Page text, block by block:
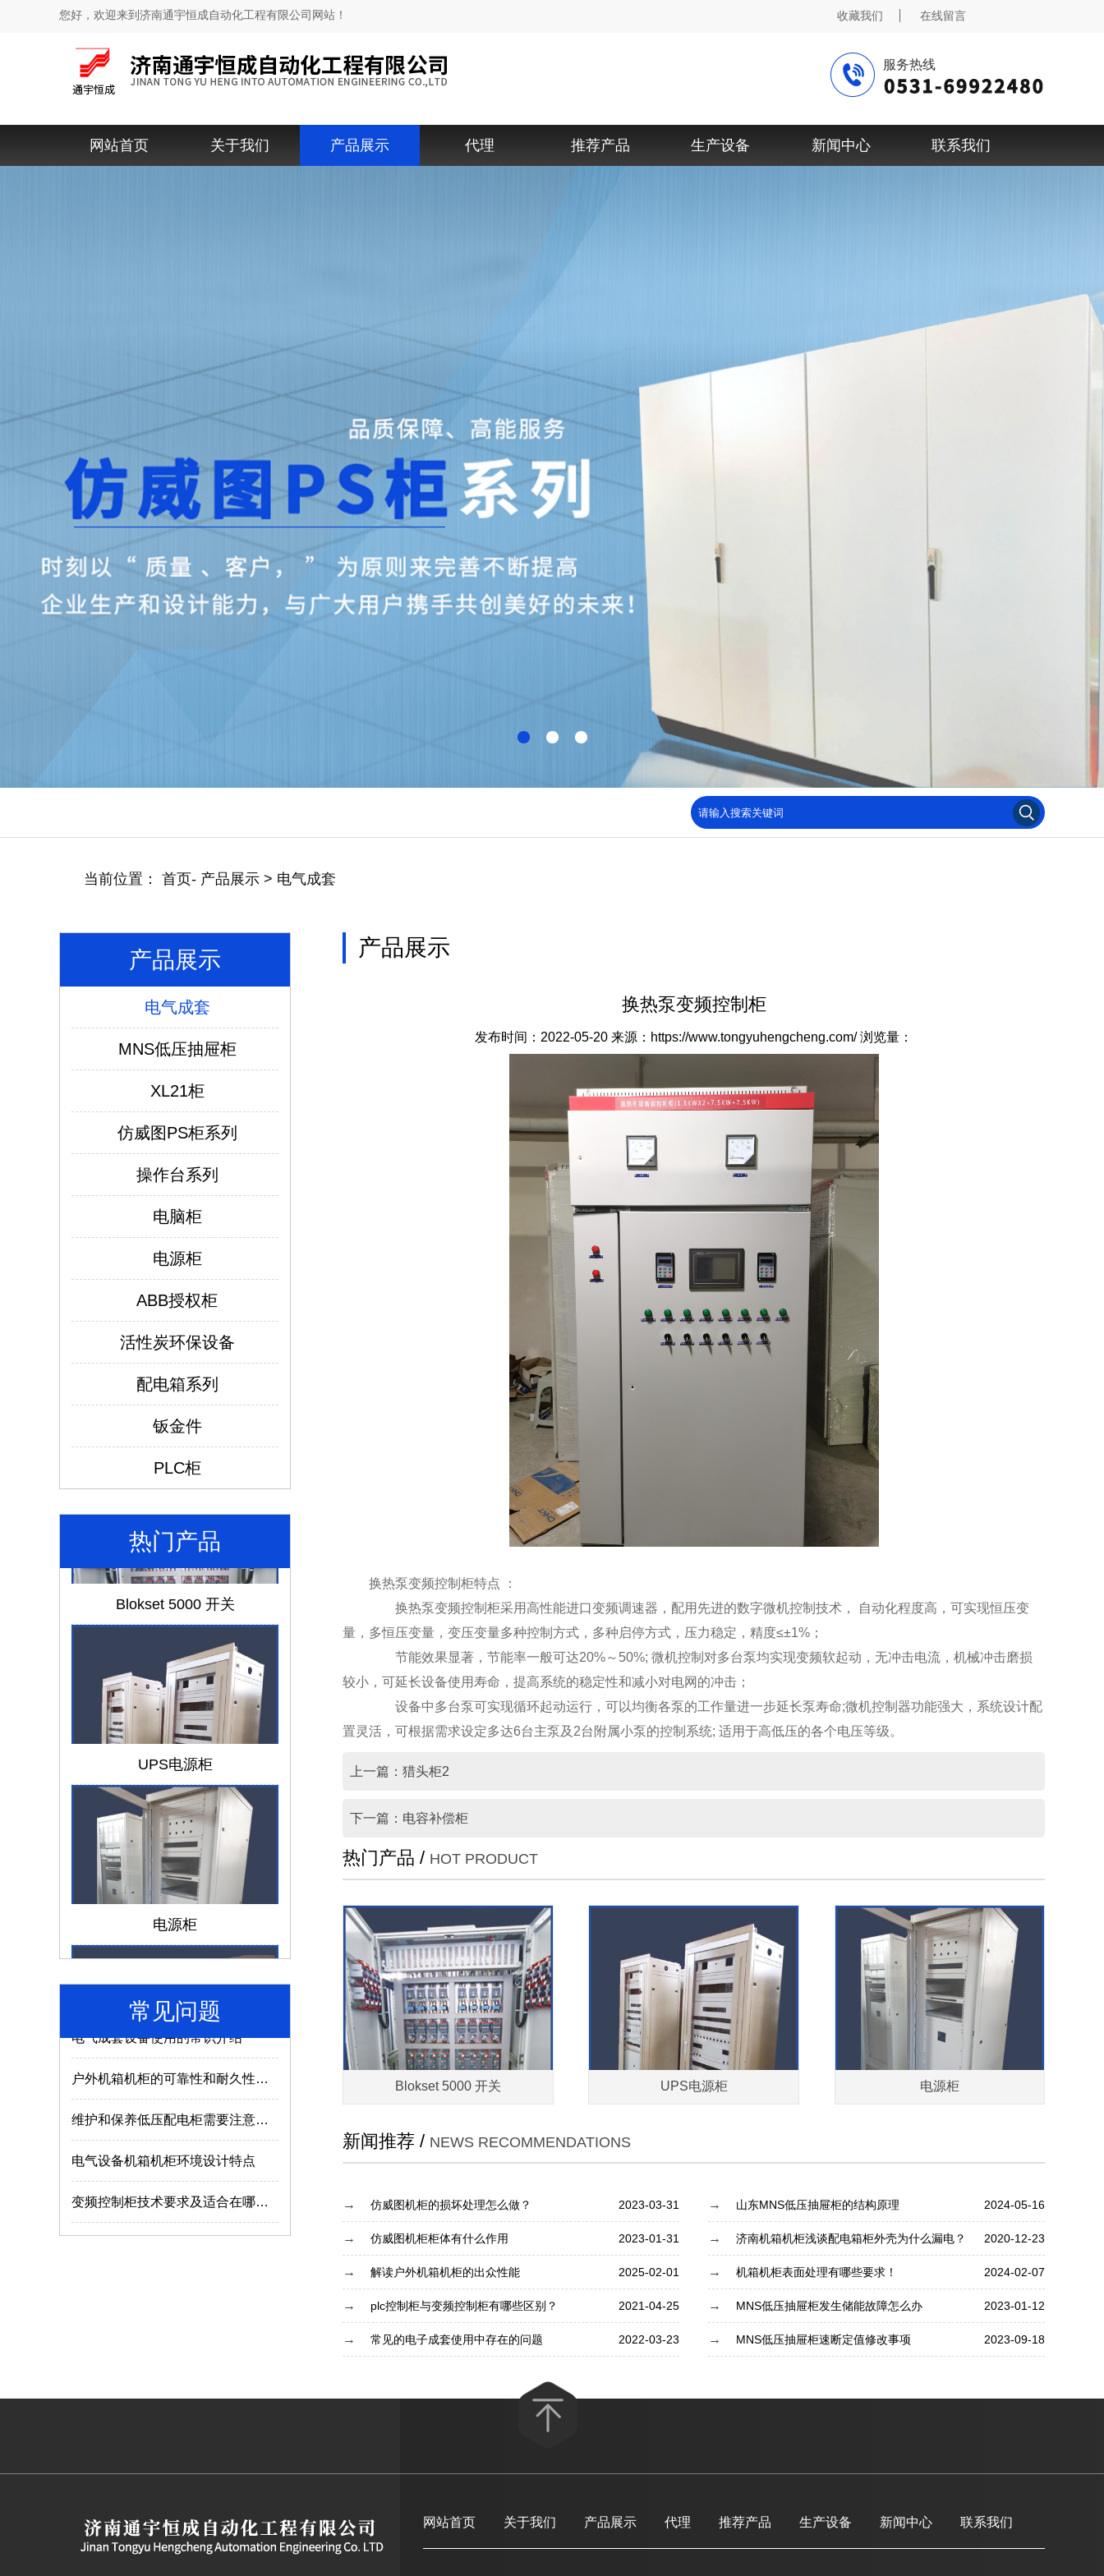
您好，欢迎来到济南通宇恒成自动化工程有限公司网站！ 收藏我们 在线留言
服务热线
网站首页 关于我们 产品展示 代理 推荐产品 生产设备 新闻中心 联系我们
当前位置： 首页- 产品展示 > 电气成套
产品展示
电气成套
MNS低压抽屉柜
XL21柜
仿威图PS柜系列
操作台系列
电脑柜
电源柜
ABB授权柜
活性炭环保设备
配电箱系列
钣金件
PLC柜
热门产品
仿威图PS柜系列
Blokset 5000 开关
UPS电源柜
电源柜
MNS低压抽屉柜
仿威图PS柜系列
常见问题
电气成套设备使用的常识介绍
户外机箱机柜的可靠性和耐久性与什么因素有关？
维护和保养低压配电柜需要注意哪些内容？
电气设备机箱机柜环境设计特点
变频控制柜技术要求及适合在哪些场所使用？
MNS2.0型低压抽出式开关柜使用特点
高低压成套设备安装需要注意哪些事项？
低压配电柜的保养要注意什么？
产品展示
换热泵变频控制柜
发布时间：2022-05-20 来源：https://www.tongyuhengcheng.com/ 浏览量：
换热泵变频控制柜特点 ：
换热泵变频控制柜采用高性能进口变频调速器，配用先进的数字微机控制技术， 自动化程度高，可实现恒压变
量，多恒压变量，变压变量多种控制方式，多种启停方式，压力稳定，精度≤±1%；
节能效果显著，节能率一般可达20%～50%; 微机控制对多台泵均实现变频软起动，无冲击电流，机械冲击磨损
较小，可延长设备使用寿命，提高系统的稳定性和减小对电网的冲击；
设备中多台泵可实现循环起动运行，可以均衡各泵的工作量进一步延长泵寿命;微机控制器功能强大，系统设计配
置灵活，可根据需求设定多达6台主泵及2台附属小泵的控制系统; 适用于高低压的各个电压等级。
上一篇：猎头柜2
下一篇：电容补偿柜
热门产品 / HOT PRODUCT
Blokset 5000 开关 UPS电源柜 电源柜
新闻推荐 / NEWS RECOMMENDATIONS
仿威图机柜的损坏处理怎么做？ 2023-03-31 山东MNS低压抽屉柜的结构原理 2024-05-16
仿威图机柜柜体有什么作用 2023-01-31 济南机箱机柜浅谈配电箱柜外壳为什么漏电？ 2020-12-23
解读户外机箱机柜的出众性能 2025-02-01 机箱机柜表面处理有哪些要求！ 2024-02-07
plc控制柜与变频控制柜有哪些区别？ 2021-04-25 MNS低压抽屉柜发生储能故障怎么办 2023-01-12
常见的电子成套使用中存在的问题 2022-03-23 MNS低压抽屉柜速断定值修改事项 2023-09-18
网站首页 关于我们 产品展示 代理 推荐产品 生产设备 新闻中心 联系我们